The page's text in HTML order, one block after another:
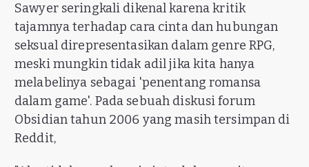
Sawyer seringkali dikenal karena kritik
tajamnya terhadap cara cinta dan hubungan
seksual direpresentasikan dalam genre RPG,
meski mungkin tidak adil jika kita hanya
melabelinya sebagai 'penentang romansa
dalam game'. Pada sebuah diskusi forum
Obsidian tahun 2006 yang masih tersimpan di
Reddit,